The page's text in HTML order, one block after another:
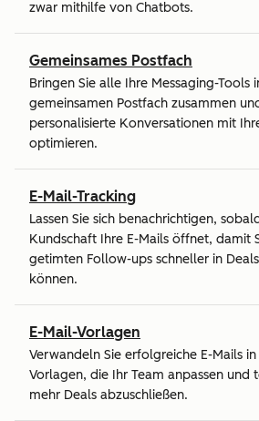
zwar mithilfe von Chatbots.
Gemeinsames Postfach
Bringen Sie alle Ihre Messaging-Tools
gemeinsamen Postfach zusammen
personalisierte Konversationen mit
optimieren.
E-Mail-Tracking
Lassen Sie sich benachrichtigen,
Kundschaft Ihre E-Mails öffnet, damit
getimten Follow-ups schneller in
können.
E-Mail-Vorlagen
Verwandeln Sie erfolgreiche E-Mails
Vorlagen, die Ihr Team anpassen und
mehr Deals abzuschließen.